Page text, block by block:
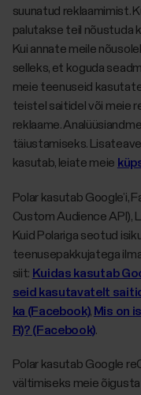
suunatud reklaamimist.
palutakse teil nõustuda
Kui annate meile
selleks, et koguda
meie teenuseid
teistel saitidel või meie
reklaame.
täiustamiseks.
kasutab, leiate meie
Polar kasutab Google’i,
Custom Audience API),
Kuid Polariga seotud
teenusepakkujatega
siit: Kuidas kasutab
seid kasutavatelt
ka (Facebook), Mis on
R)? (Facebook).
Polar kasutab Google
vältimiseks meie